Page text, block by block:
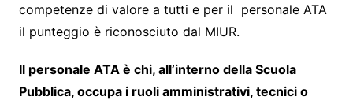
competenze di valore a tutti e per il personale ATA
il punteggio è riconosciuto dal MIUR.
Il personale ATA è chi, all’interno della Scuola
Pubblica, occupa i ruoli amministrativi, tecnici o